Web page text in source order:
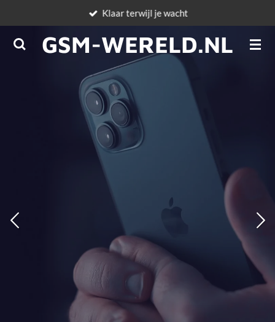
naar
GSM-WERELD.NL
Klaar terwijl je wacht